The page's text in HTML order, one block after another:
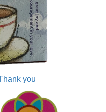
you